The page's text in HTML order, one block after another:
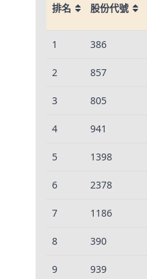
排名 股份代號
1 386
2 857
3 805
4 941
5 1398
6 2378
7 1186
8 390
9 939